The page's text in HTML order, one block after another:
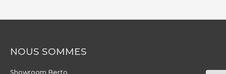
NOUS SOMMES
Showroom Berto